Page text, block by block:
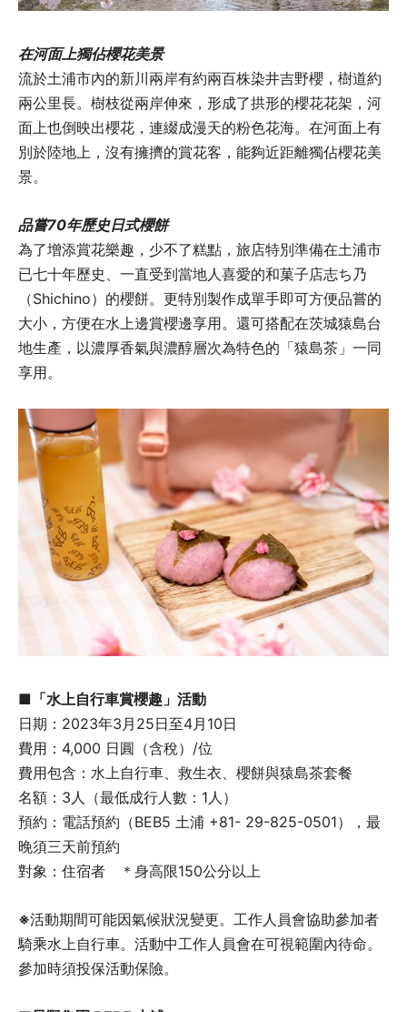
在河面上獨佔櫻花美景
流於土浦市內的新川兩岸有約兩百株染井吉野櫻，樹道約
兩公里長。樹枝從兩岸伸來，形成了拱形的櫻花花架，河
面上也倒映出櫻花，連綴成漫天的粉色花海。在河面上有
別於陸地上，沒有擁擠的賞花客，能夠近距離獨佔櫻花美
景。
品嘗70年歷史日式櫻餅
為了增添賞花樂趣，少不了糕點，旅店特別準備在土浦市
已七十年歷史、一直受到當地人喜愛的和菓子店志ち乃
（Shichino）的櫻餅。更特別製作成單手即可方便品嘗的
大小，方便在水上邊賞櫻邊享用。還可搭配在茨城猿島台
地生產，以濃厚香氣與濃醇層次為特色的「猿島茶」一同
享用。
■「水上自行車賞櫻趣」活動
日期：2023年3月25日至4月10日
費用：4,000 日圓（含稅）/位
費用包含：水上自行車、救生衣、櫻餅與猿島茶套餐
名額：3人（最低成行人數：1人）
預約：電話預約（BEB5 土浦 +81- 29-825-0501），最
晚須三天前預約
對象：住宿者 ＊身高限150公分以上
※活動期間可能因氣候狀況變更。工作人員會協助參加者
騎乘水上自行車。活動中工作人員會在可視範圍內待命。
參加時須投保活動保險。